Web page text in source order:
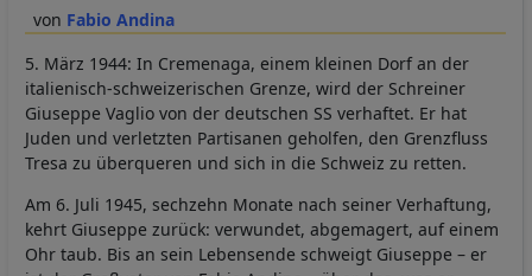
Fabio Andina
5. März 1944: In Cremenaga, einem kleinen Dorf an der
italienisch-schweizerischen Grenze, wird der Schreiner
Giuseppe Vaglio von der deutschen SS verhaftet. Er hat
Juden und verletzten Partisanen geholfen, den Grenzfluss
Tresa zu überqueren und sich in die Schweiz zu retten.
Am 6. Juli 1945, sechzehn Monate nach seiner Verhaftung,
kehrt Giuseppe zurück: verwundet, abgemagert, auf einem
Ohr taub. Bis an sein Lebensende schweigt Giuseppe – er